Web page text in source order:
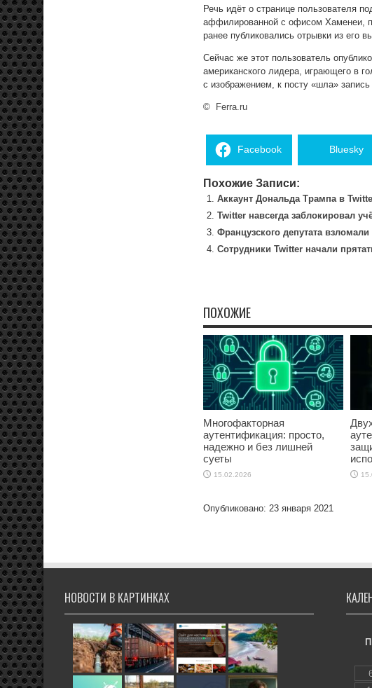
Речь идёт о странице пользователя
аффилированной с офисом Хаменеи,
ранее публиковались отрывки из его
Сейчас же этот пользователь
американского лидера, играющего в
с изображением, к посту «шла»
© Ferra.ru
Facebook Bluesky
Похожие Записи:
Аккаунт Дональда Трампа в
Twitter навсегда заблокировал
Французского депутата
Сотрудники Twitter начали
ПОХОЖИЕ
Многофакторная
аутентификация: просто,
надежно и без лишней
суеты
15.02.2026
Опубликовано: 23 января 2021
НОВОСТИ В КАРТИНКАХ